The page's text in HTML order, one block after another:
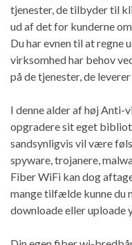
tjenester, de tilbyder til
ud af det for kunderne
Du har evnen til at regne
virksomhed har behov
på de tjenester, de
I denne alder af høj
opgradere sit eget
sandsynligvis vil være
spyware, trojanere,
Fiber WiFi kan dog
mange tilfælde kunne du
downloade eller uploade